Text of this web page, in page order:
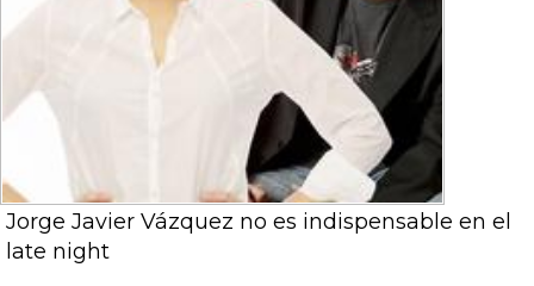
Jorge Javier Vázquez no es indispensable en el
late night